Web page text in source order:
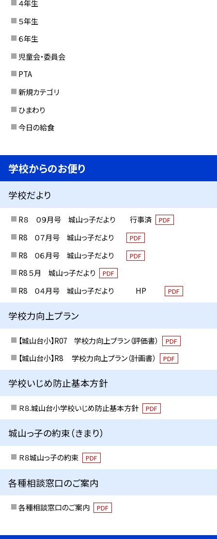
４年生
５年生
６年生
児童会・委員会
PTA
新規カテゴリ
ひまわり
今日の給食
学校からのお便り
学校だより
R８ ０９月号 城山っ子だより 行事済 PDF
R8 ０７月号 城山っ子だより PDF
R8 ０６月号 城山っ子だより PDF
R8 ５月 城山っ子だより PDF
R8 ０４月号 城山っ子だより HP PDF
学校力向上プラン
【城山台小】R07 学校力向上プラン（評価書） PDF
【城山台小】R8 学校力向上プラン（計画書） PDF
学校いじめ防止基本方針
Ｒ８.城山台小学校いじめ防止基本方針 PDF
城山っ子の約束（きまり）
Ｒ８城山っ子の約束 PDF
各種相談窓口のご案内
各種相談窓口のご案内 PDF